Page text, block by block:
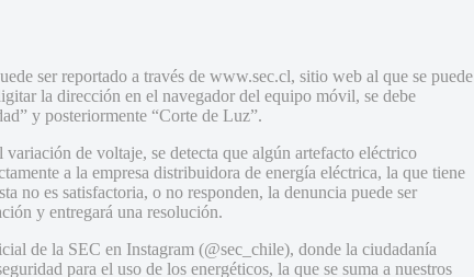
ser reportado a través de www.sec.cl, sitio web al que se puede
la dirección en el navegador del equipo móvil, se debe
y posteriormente “Corte de Luz”.
de voltaje, se detecta que algún artefacto eléctrico
a la empresa distribuidora de energía eléctrica, la que tiene
no es satisfactoria, o no responden, la denuncia puede ser
y entregará una resolución.
de la SEC en Instagram (@sec_chile), donde la ciudadanía
para el uso de los energéticos, la que se suma a nuestros